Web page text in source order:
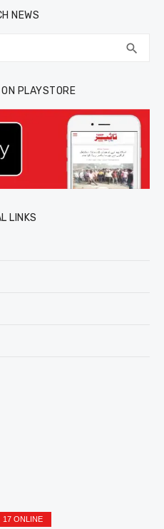
NEWS
search
PLAYSTORE
LINKS
17 ONLINE